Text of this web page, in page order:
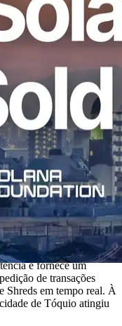
de Novembro
com os actuais
em novembro
permanecer ativa.
cargas de trabalho
especialmente para
latência e em tempo
Solana
para os requisitos
uma CPU Ryzen classe
NVMe Gen4, e
contrário do geral VPS
e
zero diretamente
e fornece um
de transações
Shreds em tempo real. À
de Tóquio atingiu